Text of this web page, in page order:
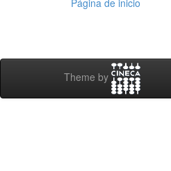
Página de inicio
Theme by